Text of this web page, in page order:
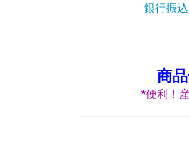
銀行振込
商
*便利！